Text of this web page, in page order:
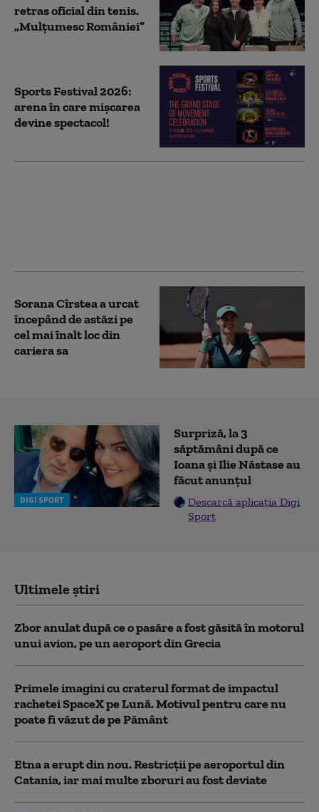
retras oficial din tenis.
„Mulţumesc României”
Sports Festival 2026:
arena în care mișcarea
devine spectacol!
Sorana Cîrstea a urcat
începând de astăzi pe
cel mai înalt loc din
cariera sa
DIGI SPORT
Surpriză, la 3
săptămâni după ce
Ioana și Ilie Năstase au
făcut anunțul
Descarcă aplicația Digi
Sport
Ultimele știri
Zbor anulat după ce o pasăre a fost găsită în motorul
unui avion, pe un aeroport din Grecia
Primele imagini cu craterul format de impactul
rachetei SpaceX pe Lună. Motivul pentru care nu
poate fi văzut de pe Pământ
Etna a erupt din nou. Restricții pe aeroportul din
Catania, iar mai multe zboruri au fost deviate